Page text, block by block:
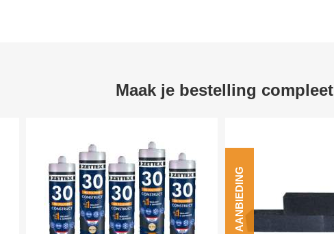
Maak je bestelling compleet
AANBIEDING